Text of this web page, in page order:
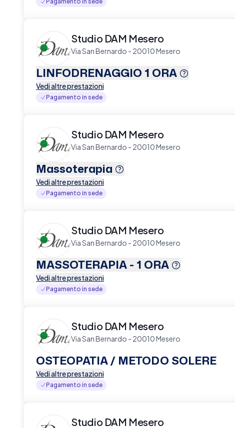
Studio DAM Mesero
Via San Bernardo - 20010 Mesero
LINFODRENAGGIO 1 ORA
Vedi altre prestazioni
Pagamento in sede
Studio DAM Mesero
Via San Bernardo - 20010 Mesero
Massoterapia
Vedi altre prestazioni
Pagamento in sede
Studio DAM Mesero
Via San Bernardo - 20010 Mesero
MASSOTERAPIA - 1 ORA
Vedi altre prestazioni
Pagamento in sede
Studio DAM Mesero
Via San Bernardo - 20010 Mesero
OSTEOPATIA / METODO SOLERE
Vedi altre prestazioni
Pagamento in sede
Studio DAM Mesero